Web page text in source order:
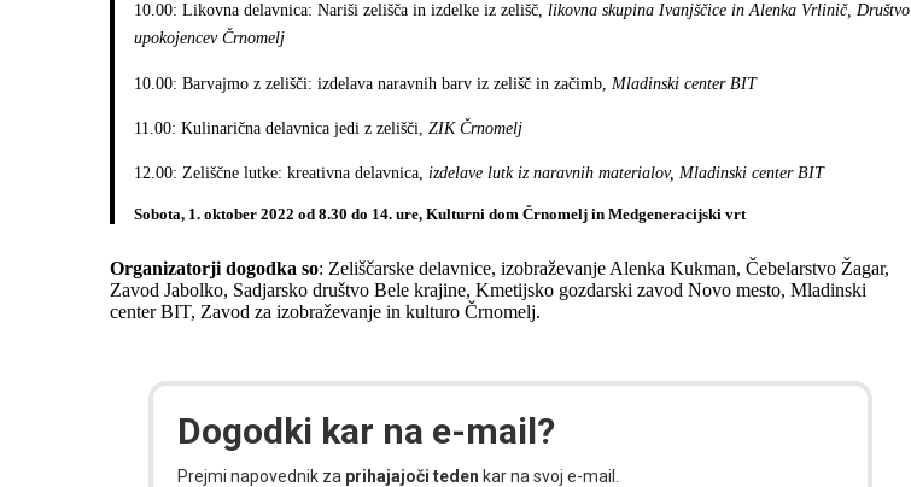
10.00: Likovna delavnica: Nariši zelišča in izdelke iz zelišč, likovna skupina Ivanjščice in Alenka Vrlinič, Društvo
upokojencev Črnomelj
10.00: Barvajmo z zelišči: izdelava naravnih barv iz zelišč in začimb, Mladinski center BIT
11.00: Kulinarična delavnica jedi z zelišči, ZIK Črnomelj
12.00: Zeliščne lutke: kreativna delavnica, izdelave lutk iz naravnih materialov, Mladinski center BIT
Sobota, 1. oktober 2022 od 8.30 do 14. ure, Kulturni dom Črnomelj in Medgeneracijski vrt
Organizatorji dogodka so: Zeliščarske delavnice, izobraževanje Alenka Kukman, Čebelarstvo Žagar,
Zavod Jabolko, Sadjarsko društvo Bele krajine, Kmetijsko gozdarski zavod Novo mesto, Mladinski
center BIT, Zavod za izobraževanje in kulturo Črnomelj.
Dogodki kar na e-mail?
Prejmi napovednik za prihajajoči teden kar na svoj e-mail.